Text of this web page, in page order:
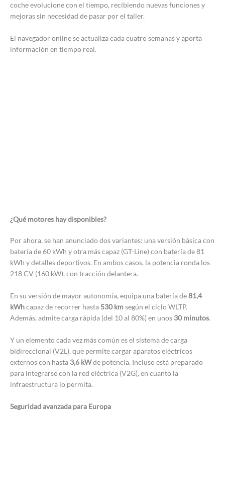
coche evolucione con el tiempo, recibiendo nuevas funciones y
mejoras sin necesidad de pasar por el taller.
El navegador online se actualiza cada cuatro semanas y aporta
información en tiempo real.
¿Qué motores hay disponibles?
Por ahora, se han anunciado dos variantes: una versión básica con
batería de 60 kWh y otra más capaz (GT-Line) con batería de 81
kWh y detalles deportivos. En ambos casos, la potencia ronda los
218 CV (160 kW), con tracción delantera.
En su versión de mayor autonomía, equipa una batería de81,4
kWhcapaz de recorrer hasta 530 kmsegún el ciclo WLTP.
Además, admite carga rápida (del 10 al 80%) en unos 30 minutos.
Y un elemento cada vez más común es el sistema de carga
bidireccional (V2L), que permite cargar aparatos eléctricos
externos con hasta 3,6 kWde potencia. Incluso está preparado
para integrarse con la red eléctrica (V2G), en cuanto la
infraestructura lo permita.
Seguridad avanzada para Europa